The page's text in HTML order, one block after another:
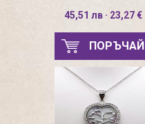
45,51 лв · 23,27 €
ПОРЪЧАЙ